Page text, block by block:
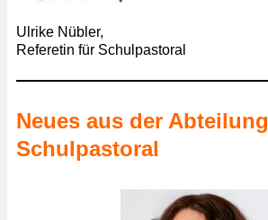
Ulrike Nübler,
Referetin für Schulpastoral
Neues aus der Abteilung
Schulpastoral